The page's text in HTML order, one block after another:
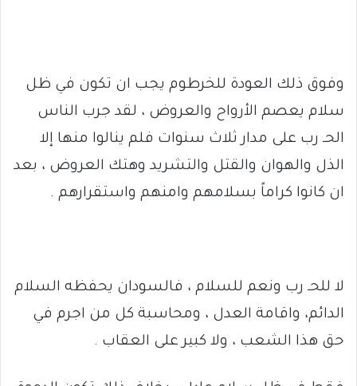
وفوق ذلك العودة للخرطوم يجب ان تكون في ظل
سلام يعصم الأرواح والعروض ، لقد جرب الناس
الحـ رب على مدار ثلاث سنوات فلم ينالوا منها إلا
الذل والهوان والقتل والتشريد وهتك العروض ، بعد
ان كانوا كراماً بسلامهم وامنهم واستقرارهم .
لا للحـ رب ونعم للسلام ، فالسودان يحفظه السلام
الدائم، واقامة العدل ، ومحاسبة كل من اجرم في
حق هذا الشعب ، ولا كبير على العقاب .